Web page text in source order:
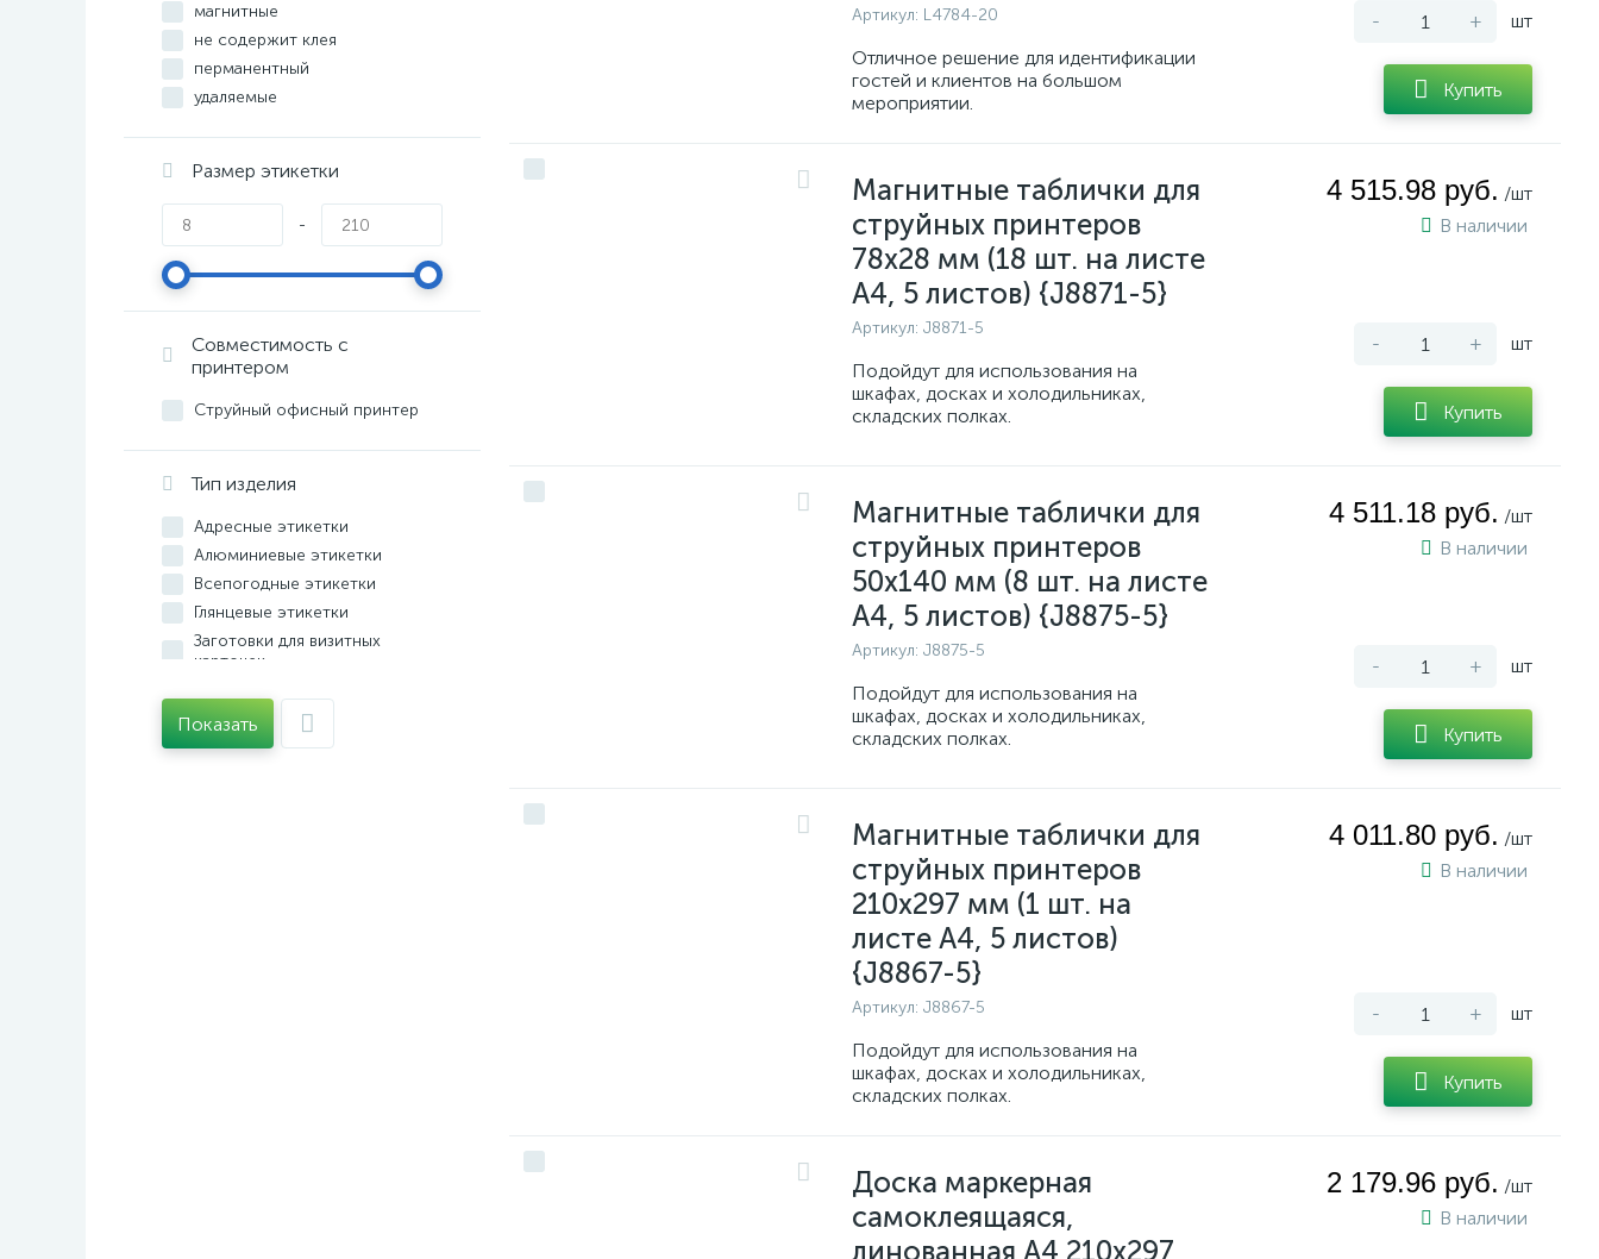
магнитные
не содержит клея
перманентный
удаляемые
Размер этикетки
-
Совместимость с
принтером
Струйный офисный принтер
Тип изделия
Адресные этикетки
Алюминиевые этикетки
Всепогодные этикетки
Глянцевые этикетки
Заготовки для визитных
карточек
ламинацией
Магнитные таблички
Показать
Артикул: L4784-20
Отличное решение для идентификации
гостей и клиентов на большом
мероприятии.
- + шт
Купить
Магнитные таблички для
струйных принтеров
78x28 мм (18 шт. на листе
A4, 5 листов) {J8871-5}
Артикул: J8871-5
Подойдут для использования на
шкафах, досках и холодильниках,
складских полках.
4 515.98 руб. /шт
В наличии
- + шт
Купить
Магнитные таблички для
струйных принтеров
50x140 мм (8 шт. на листе
A4, 5 листов) {J8875-5}
Артикул: J8875-5
Подойдут для использования на
шкафах, досках и холодильниках,
складских полках.
4 511.18 руб. /шт
В наличии
- + шт
Купить
Магнитные таблички для
струйных принтеров
210x297 мм (1 шт. на
листе A4, 5 листов)
{J8867-5}
Артикул: J8867-5
Подойдут для использования на
шкафах, досках и холодильниках,
складских полках.
4 011.80 руб. /шт
В наличии
- + шт
Купить
Доска маркерная
самоклеящаяся,
линованная A4 210x297
2 179.96 руб. /шт
В наличии